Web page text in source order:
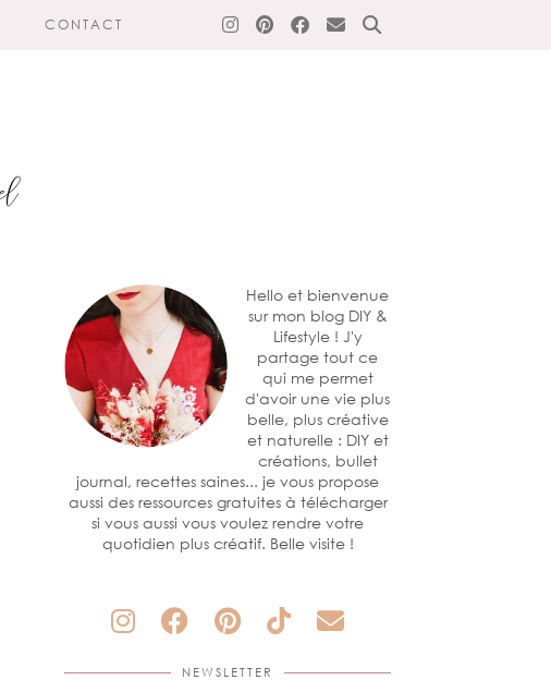
CONTACT
Hello et bienvenue
sur mon blog DIY &
Lifestyle ! J'y
partage tout ce
qui me permet
d'avoir une vie plus
belle, plus créative
et naturelle : DIY et
créations, bullet
journal, recettes saines... je vous propose
aussi des ressources gratuites à télécharger
si vous aussi vous voulez rendre votre
quotidien plus créatif. Belle visite !
NEWSLETTER